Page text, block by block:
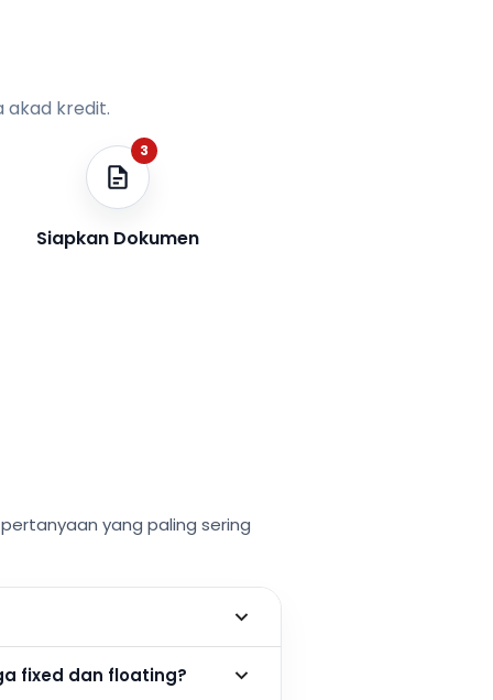
akad kredit.
3
Siapkan Dokumen
yang paling sering
fixed dan floating?